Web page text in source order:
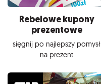
Rebelowe kupony
prezentowe
sięgnij po najlepszy pomysł
na prezent